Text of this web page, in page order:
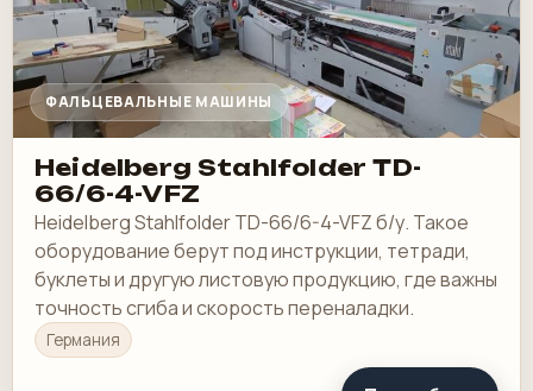
ФАЛЬЦЕВАЛЬНЫЕ МАШИНЫ
Heidelberg Stahlfolder TD-
66/6-4-VFZ
Heidelberg Stahlfolder TD-66/6-4-VFZ б/у. Такое
оборудование берут под инструкции, тетради,
буклеты и другую листовую продукцию, где важны
точность сгиба и скорость переналадки.
Германия